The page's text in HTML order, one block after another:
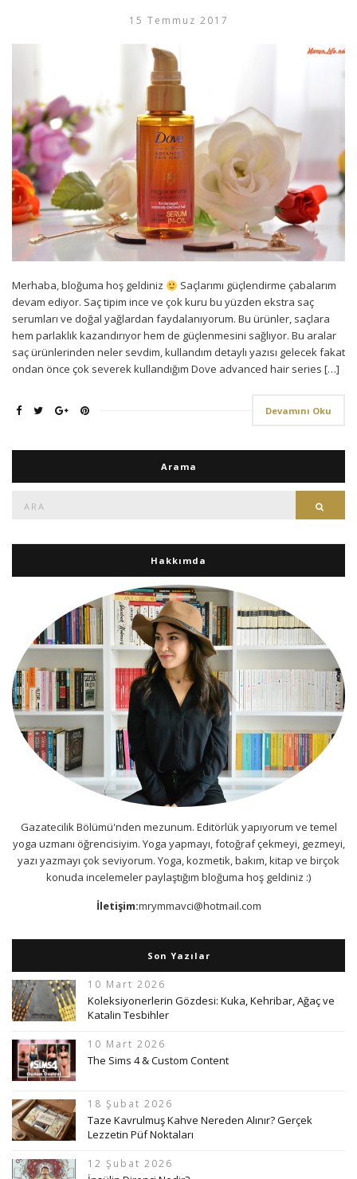
15 Temmuz 2017
Merhaba, bloğuma hoş geldiniz
Saçlarımı güçlendirme çabalarım
devam ediyor. Saç tipim ince ve çok kuru bu yüzden ekstra saç
serumları ve doğal yağlardan faydalanıyorum. Bu ürünler, saçlara
hem parlaklık kazandırıyor hem de güçlenmesini sağlıyor. Bu aralar
saç ürünlerinden neler sevdim, kullandım detaylı yazısı gelecek fakat
ondan önce çok severek kullandığım Dove advanced hair series […]
Devamını Oku
Arama
Hakkımda
Gazatecilik Bölümü'nden mezunum. Editörlük yapıyorum ve temel
yoga uzmanı öğrencisiyim. Yoga yapmayı, fotoğraf çekmeyi, gezmeyi,
yazı yazmayı çok seviyorum. Yoga, kozmetik, bakım, kitap ve birçok
konuda incelemeler paylaştığım bloğuma hoş geldiniz :)
İletişim:mrymmavci@hotmail.com
Son Yazılar
10 Mart 2026
Koleksiyonerlerin Gözdesi: Kuka, Kehribar, Ağaç ve
Katalin Tesbihler
10 Mart 2026
The Sims 4 & Custom Content
18 Şubat 2026
Taze Kavrulmuş Kahve Nereden Alınır? Gerçek
Lezzetin Püf Noktaları
12 Şubat 2026